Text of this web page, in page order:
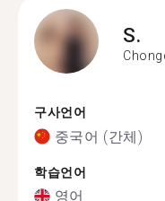
S.
구사언어
중국어 (간체)
학습언어
영어